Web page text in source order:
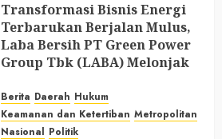
Transformasi Bisnis Energi
Terbarukan Berjalan Mulus,
Laba Bersih PT Green Power
Group Tbk (LABA) Melonjak
JULY 30, 2026 0
Berita Daerah Hukum
Keamanan dan Ketertiban Metropolitan
Nasional Politik